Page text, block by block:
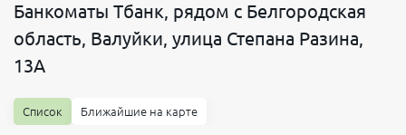
Банкоматы Тбанк, рядом с Белгородская
область, Валуйки, улица Степана Разина,
13А
Список Ближайшие на карте